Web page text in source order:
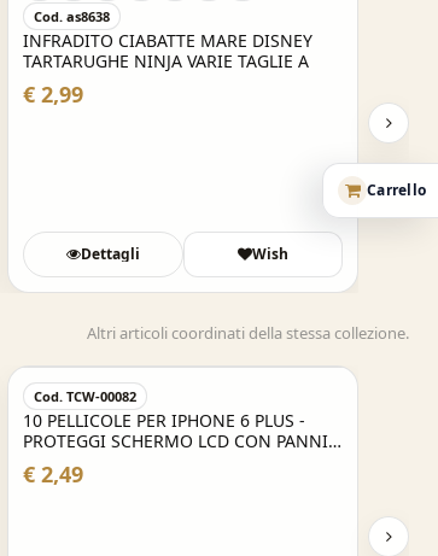
Carrello
Cod. as8638
INFRADITO CIABATTE MARE DISNEY
TARTARUGHE NINJA VARIE TAGLIE A
€ 2,99
Dettagli Wish
Altri articoli coordinati della stessa collezione.
Acquisto Veloce
Cod. TCW-00082
10 PELLICOLE PER IPHONE 6 PLUS -
PROTEGGI SCHERMO LCD CON PANNI
PULIZIA
€ 2,49